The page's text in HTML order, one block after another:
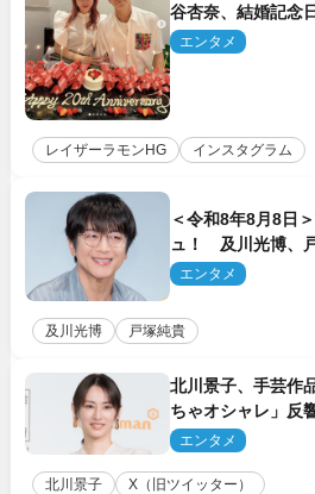
谷杏奈、結婚記念
エンタメ
レイザーラモンHG インスタグラム
＜令和8年8月8日
ュ！ 及川光博、
エンタメ
及川光博 戸塚純貴
北川景子、手芸作
ちゃオシャレ」反
エンタメ
北川景子 X（旧ツイッター）